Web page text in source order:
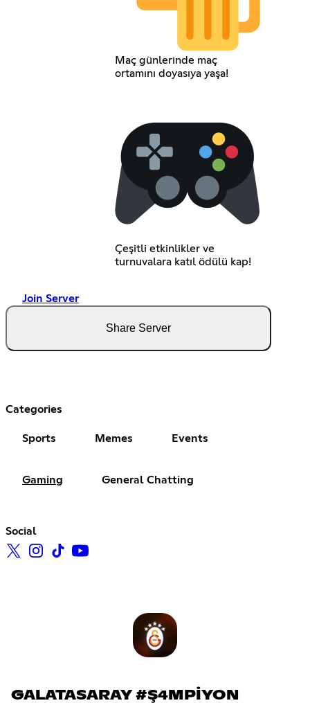
Maç günlerinde maç
ortamını doyasıya yaşa!
Çeşitli etkinlikler ve
turnuvalara katıl ödülü kap!
Join Server
Share Server
Categories
Sports Memes Events
Gaming General Chatting
Social
GALATASARAY #Ş4MPİYON